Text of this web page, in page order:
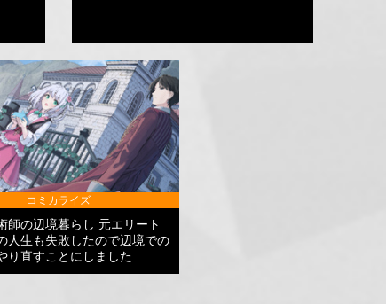
コミカライズ
師の辺境暮らし 元エリート
人生も失敗したので辺境での
り直すことにしました